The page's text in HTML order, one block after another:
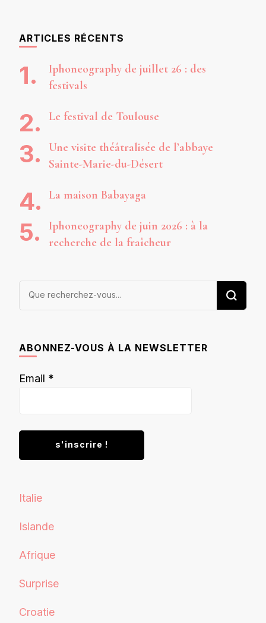
ARTICLES RÉCENTS
Iphoneography de juillet 26 : des
festivals
Le festival de Toulouse
Une visite théâtralisée de l’abbaye
Sainte-Marie-du-Désert
La maison Babayaga
Iphoneography de juin 2026 : à la
recherche de la fraîcheur
Vous
ABONNEZ-VOUS À LA NEWSLETTER
Email *
Italie
Islande
Afrique
Surprise
Croatie